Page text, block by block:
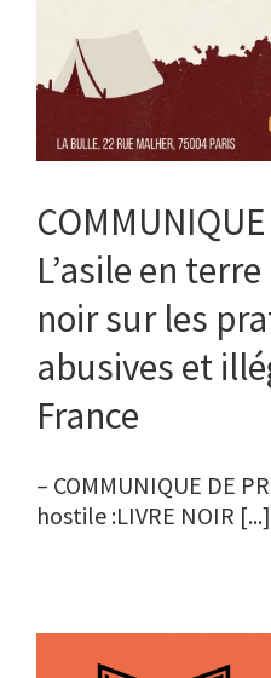
L’asile en
noir sur les
abusives et
France
– COMMUNIQUE DE
hostile :LIVRE NOIR [...]